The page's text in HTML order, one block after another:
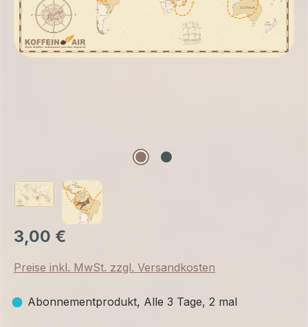
3,00 €
Preise inkl. MwSt. zzgl. Versandkosten
Abonnementprodukt, Alle 3 Tage, 2 mal